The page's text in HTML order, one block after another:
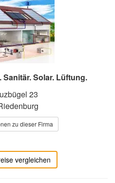
Sanitär. Solar. Lüftung.
23
zu dieser Firma
vergleichen